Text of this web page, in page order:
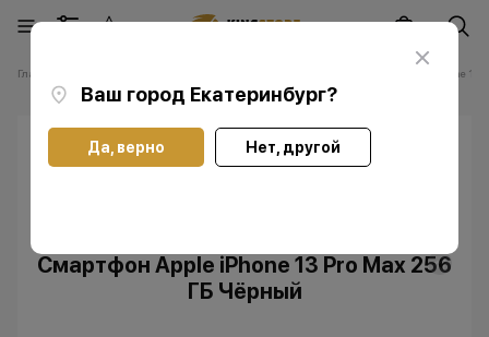
Ваш город Екатеринбург?
Да, верно Нет, другой
Главная Смартфоны Apple iPhone 13
Смартфон Apple iPhone 13 Pro Max 256
ГБ Чёрный